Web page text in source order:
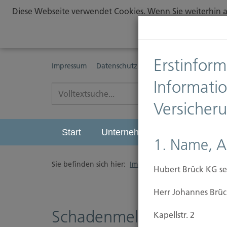
Diese Webseite verwendet Cookies. Wenn Sie
Impressum Datenschutz Erstinformationspflichten
Start Unternehmen
Sie befinden sich hier: Immobilien Versicherung
Schadenmeldung
1. Name,
Hubert Brück KG
Herr Johannes
Kapellstr. 2